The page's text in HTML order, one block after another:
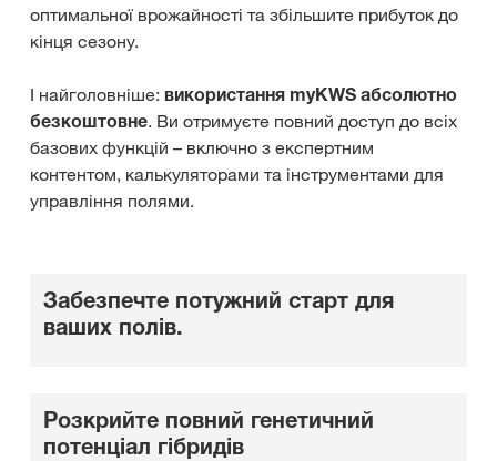
оптимальної врожайності та збільшите прибуток до
кінця сезону.
І найголовніше: використання myKWS абсолютно
безкоштовне. Ви отримуєте повний доступ до всіх
базових функцій – включно з експертним
контентом, калькуляторами та інструментами для
управління полями.
Забезпечте потужний старт для
ваших полів.
Розкрийте повний генетичний
потенціал гібридів